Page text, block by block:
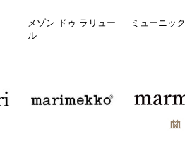
メゾン ドゥ ラリュー
ル
ミューニック